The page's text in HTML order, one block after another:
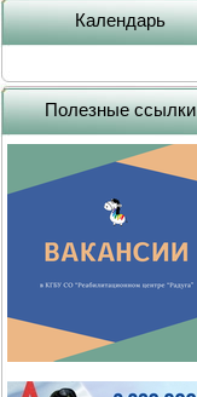
Календарь
Полезные ссылки